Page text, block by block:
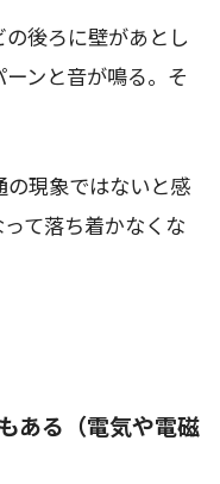
後ろに壁があとし
ンと音が鳴る。そ
現象ではないと感
て落ち着かなくな
ある（電気や電磁